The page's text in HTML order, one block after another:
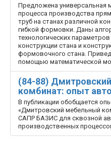
Предложена универсальная
процесса производства
труб на станах различной
гибкой формовки. Даны
технологических
конструкции стана и
формовочного стана.
помощью математической
(84-88)
комбинат: опыт
В публикации обобщается
«Дмитровский мебельный
САПР БАЗИС для сквозной
производственных